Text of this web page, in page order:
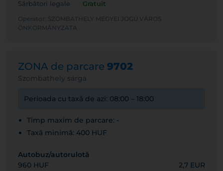
Sărbători legale
Gratuit
Operator: SZOMBATHELY MEGYEI JOGÚ VÁROS
ÖNKORMÁNYZATA
ZONA de parcare 9702
Szombathely sárga
Perioada cu taxă de azi: 08:00 – 18:00
Timp maxim de parcare: -
Taxă minimă: 400 HUF
Autobuz/autorulotă
960 HUF
2,7 EUR